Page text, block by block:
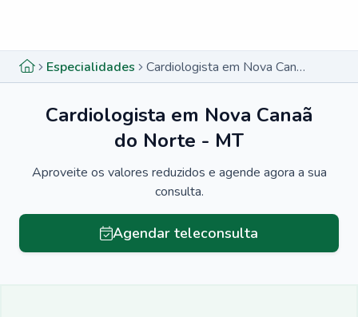
Especialidades Cardiologista em Nova Canaã do Norte - MT
Cardiologista em Nova Canaã
do Norte - MT
Aproveite os valores reduzidos e agende agora a sua
consulta.
Agendar teleconsulta